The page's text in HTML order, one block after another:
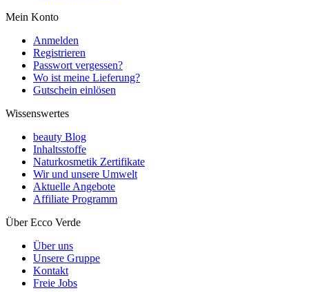
Mein Konto
Anmelden
Registrieren
Passwort vergessen?
Wo ist meine Lieferung?
Gutschein einlösen
Wissenswertes
beauty Blog
Inhaltsstoffe
Naturkosmetik Zertifikate
Wir und unsere Umwelt
Aktuelle Angebote
Affiliate Programm
Über Ecco Verde
Über uns
Unsere Gruppe
Kontakt
Freie Jobs